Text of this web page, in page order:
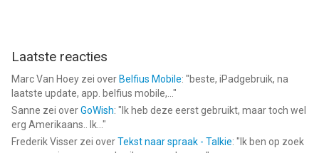
Laatste reacties
Marc Van Hoey zei over Belfius Mobile: "beste, iPadgebruik, na
laatste update, app. belfius mobile,... "
Sanne zei overGoWish: " Ik heb deze eerst gebruikt, maar toch wel
erg Amerikaans.. Ik... "
Frederik Visser zei overTekst naar spraak - Talkie: " Ik ben op zoek